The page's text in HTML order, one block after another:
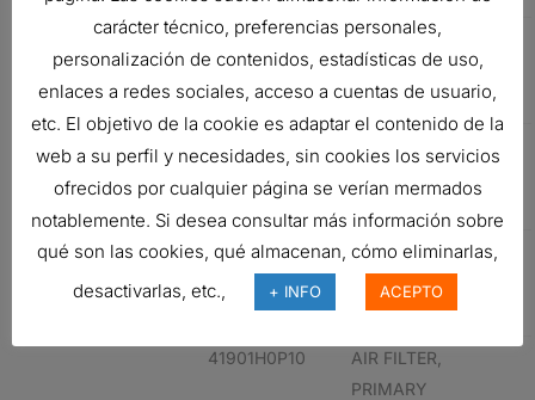
AIR FILTER,
PRIMARY
RADIALSEAL
VOLVO 11110175
AIR FILTER,
PRIMARY
VOLVO 11110175
AIR FILTER,
PRIMARY
RADIALSEAL
41901H0P10
AIR FILTER,
PRIMARY
carácter técnico, preferencias personales,
personalización de contenidos, estadísticas de uso,
enlaces a redes sociales, acceso a cuentas de usuario,
etc. El objetivo de la cookie es adaptar el contenido de la
web a su perfil y necesidades, sin cookies los servicios
ofrecidos por cualquier página se verían mermados
notablemente. Si desea consultar más información sobre
qué son las cookies, qué almacenan, cómo eliminarlas,
desactivarlas, etc.,
+ INFO ACEPTO